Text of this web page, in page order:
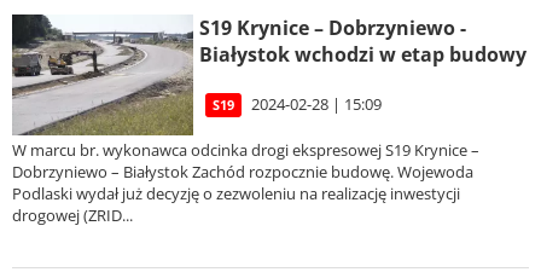
S19 Krynice – Dobrzyniewo -
Białystok wchodzi w etap budowy
S19 2024-02-28 | 15:09
W marcu br. wykonawca odcinka drogi ekspresowej S19 Krynice –
Dobrzyniewo – Białystok Zachód rozpocznie budowę. Wojewoda
Podlaski wydał już decyzję o zezwoleniu na realizację inwestycji
drogowej (ZRID...